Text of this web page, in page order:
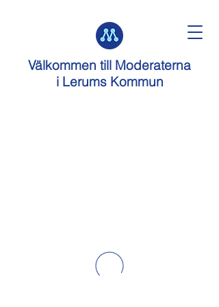
Välkommen till Moderaterna
i Lerums Kommun